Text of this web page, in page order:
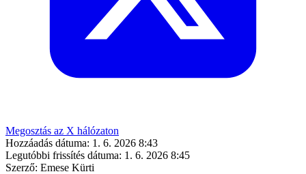
Megosztás az X hálózaton
Hozzáadás dátuma: 1. 6. 2026 8:43
Legutóbbi frissítés dátuma: 1. 6. 2026 8:45
Szerző: Emese Kürti